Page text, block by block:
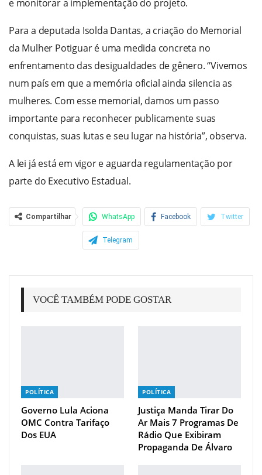
e monitorar a implementação do projeto.
Para a deputada Isolda Dantas, a criação do Memorial
da Mulher Potiguar é uma medida concreta no
enfrentamento das desigualdades de gênero. “Vivemos
num país em que a memória oficial ainda silencia as
mulheres. Com esse memorial, damos um passo
importante para reconhecer publicamente suas
conquistas, suas lutas e seu lugar na história”, observa.
A lei já está em vigor e aguarda regulamentação por
parte do Executivo Estadual.
Compartilhar WhatsApp Facebook Twitter
Telegram
VOCÊ TAMBÉM PODE GOSTAR
POLÍTICA
Governo Lula Aciona
OMC Contra Tarifaço
Dos EUA
POLÍTICA
Justiça Manda Tirar Do
Ar Mais 7 Programas De
Rádio Que Exibiram
Propaganda De Álvaro